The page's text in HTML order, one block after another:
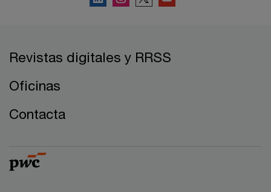
Revistas digitales y RRSS
Oficinas
Contacta